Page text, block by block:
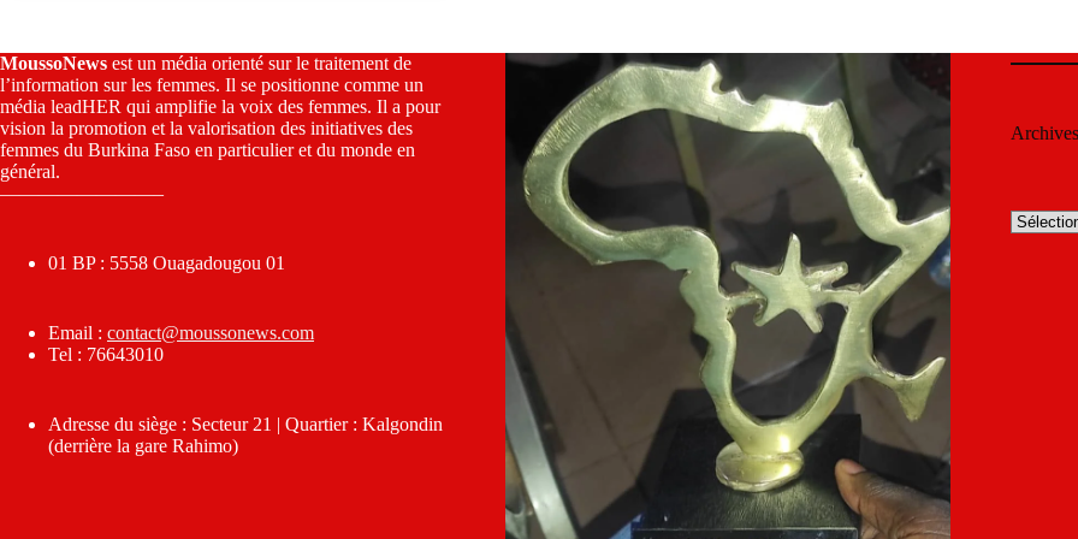
MoussoNews est un média orienté sur le traitement de
l’information sur les femmes. Il se positionne comme un
média leadHER qui amplifie la voix des femmes. Il a pour
vision la promotion et la valorisation des initiatives des
femmes du Burkina Faso en particulier et du monde en
général.
————————–
01 BP : 5558 Ouagadougou 01
Email : contact@moussonews.com
Tel : 76643010
Adresse du siège : Secteur 21 | Quartier : Kalgondin
(derrière la gare Rahimo)
Archives
Archives